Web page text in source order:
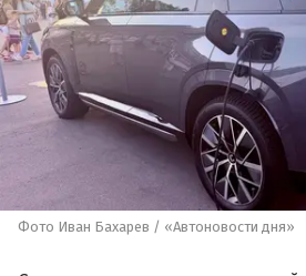
Фото Иван Бахарев / «Автоновости дня»